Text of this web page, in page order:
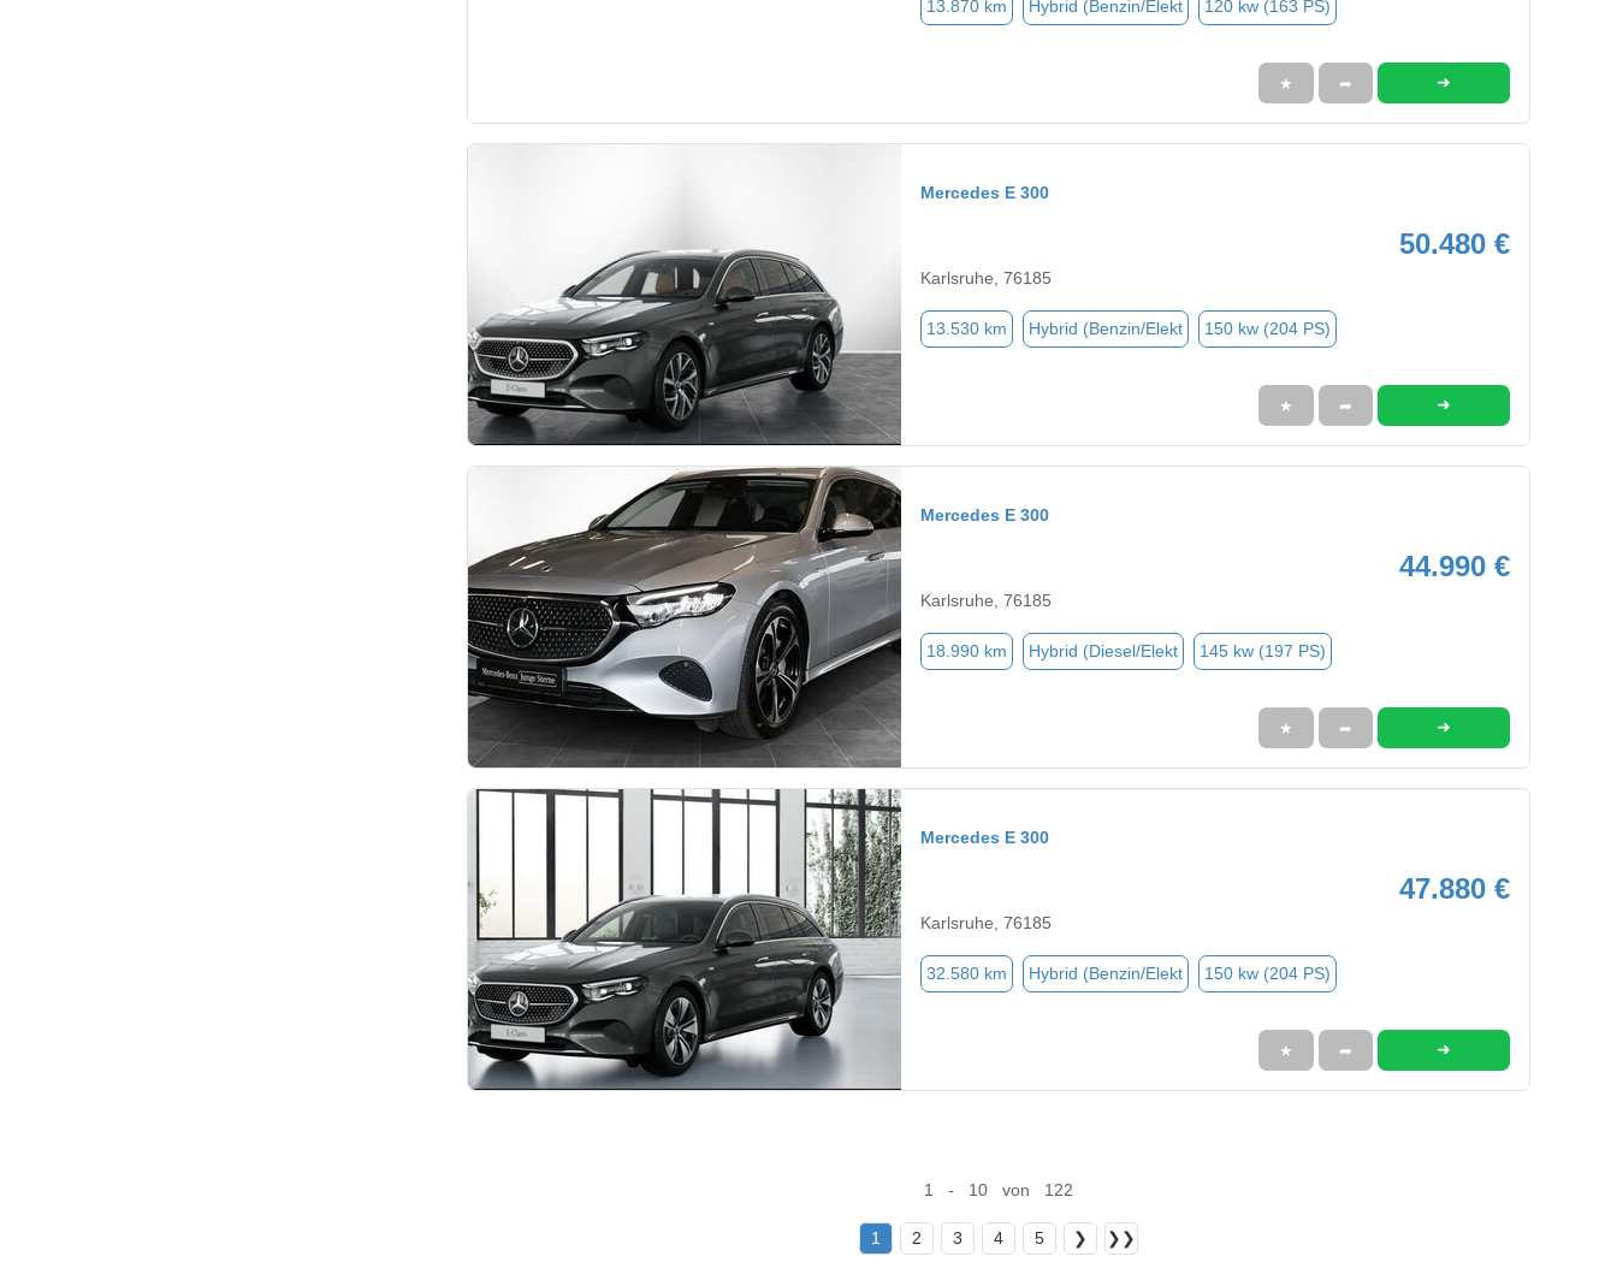
13.870 km Hybrid (Benzin/Elekt 120 kw (163 PS)
★ ➦ ➜
Mercedes E 300
50.480 €
Karlsruhe, 76185
13.530 km Hybrid (Benzin/Elekt 150 kw (204 PS)
★ ➦ ➜
Mercedes E 300
44.990 €
Karlsruhe, 76185
18.990 km Hybrid (Diesel/Elekt 145 kw (197 PS)
★ ➦ ➜
Mercedes E 300
47.880 €
Karlsruhe, 76185
32.580 km Hybrid (Benzin/Elekt 150 kw (204 PS)
★ ➦ ➜
1 - 10 von 122
1 2 3 4 5 ❯ ❯❯